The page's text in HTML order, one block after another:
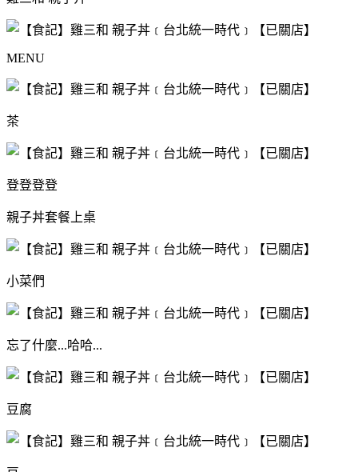
MENU
茶
登登登登
親子丼套餐上桌
小菜們
忘了什麼...哈哈...
豆腐